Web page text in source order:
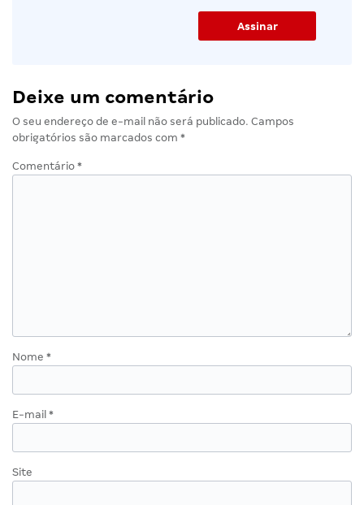
Deixe um comentário
O seu endereço de e-mail não será publicado. Campos
obrigatórios são marcados com *
Comentário *
Nome *
E-mail *
Site